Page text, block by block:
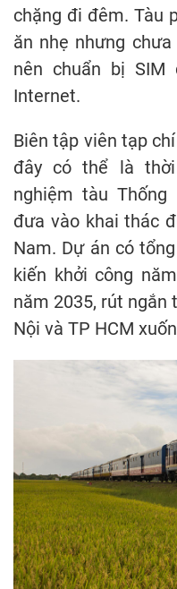
chặng đi đêm. Tàu
ăn nhẹ nhưng
nên chuẩn bị
Internet.
Biên tập viên tạp
đây có thể là
nghiệm tàu
đưa vào khai thác
Nam. Dự án có
kiến khởi công
năm 2035, rút ngắn
Nội và TP HCM